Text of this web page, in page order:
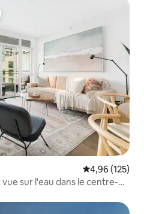
Note
4,96 (125)
sur l'eau dans le centre-